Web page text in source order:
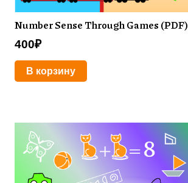
Number Sense Through Games (PDF)
400₽
В корзину